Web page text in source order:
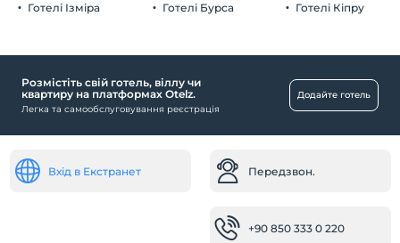
Готелі Ізміра Готелі Бурса Готелі Кіпру
Розмістіть свій готель, віллу чи
квартиру на платформах Otelz.
Легка та самообслуговування реєстрація
Додайте готель
Вхід в Екстранет Передзвон.
+90 850 333 0 220